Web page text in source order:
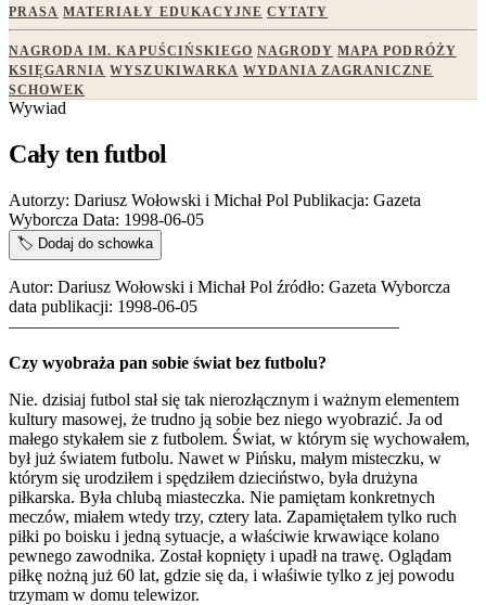
PRASA MATERIAŁY EDUKACYJNE CYTATY
NAGRODA IM. KAPUŚCIŃSKIEGO NAGRODY MAPA PODRÓŻY
KSIĘGARNIA WYSZUKIWARKA WYDANIA ZAGRANICZNE
SCHOWEK
Wywiad
Cały ten futbol
Autorzy: Dariusz Wołowski i Michał Pol Publikacja: Gazeta
Wyborcza Data: 1998-06-05
🏷️ Dodaj do schowka
Autor: Dariusz Wołowski i Michał Pol źródło: Gazeta Wyborcza
data publikacji: 1998-06-05
——————————————————————–
Czy wyobraża pan sobie świat bez futbolu?
Nie. dzisiaj futbol stał się tak nierozłącznym i ważnym elementem
kultury masowej, że trudno ją sobie bez niego wyobrazić. Ja od
małego stykałem sie z futbolem. Świat, w którym się wychowałem,
był już światem futbolu. Nawet w Pińsku, małym misteczku, w
którym się urodziłem i spędziłem dzieciństwo, była drużyna
piłkarska. Była chlubą miasteczka. Nie pamiętam konkretnych
meczów, miałem wtedy trzy, cztery lata. Zapamiętałem tylko ruch
piłki po boisku i jedną sytuacje, a właściwie krwawiące kolano
pewnego zawodnika. Został kopnięty i upadł na trawę. Oglądam
piłkę nożną już 60 lat, gdzie się da, i właśiwie tylko z jej powodu
trzymam w domu telewizor.